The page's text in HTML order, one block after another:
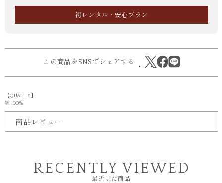
袴レンタル・安心プラン
この商品をSNSでシェアする
【QUALITY】
綿 100%
商品レビュー
RECENTLY VIEWED
最近見た商品